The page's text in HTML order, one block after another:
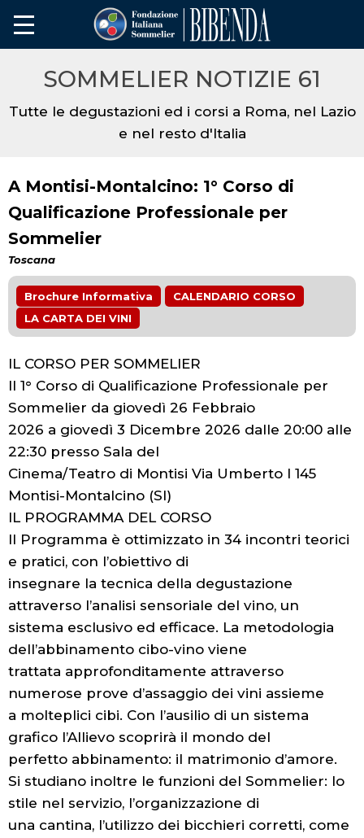
SOMMELIER NOTIZIE 61
Tutte le degustazioni ed i corsi a Roma, nel Lazio
e nel resto d'Italia
A Montisi-Montalcino: 1° Corso di
Qualificazione Professionale per
Sommelier
Toscana
Brochure Informativa
CALENDARIO CORSO
LA CARTA DEI VINI
IL CORSO PER SOMMELIER
Il 1° Corso di Qualificazione Professionale per
Sommelier da giovedì 26 Febbraio
2026 a giovedì 3 Dicembre 2026 dalle 20:00 alle
22:30 presso Sala del
Cinema/Teatro di Montisi Via Umberto I 145
Montisi-Montalcino (SI)
IL PROGRAMMA DEL CORSO
Il Programma è ottimizzato in 34 incontri teorici
e pratici, con l’obiettivo di
insegnare la tecnica della degustazione
attraverso l’analisi sensoriale del vino, un
sistema esclusivo ed efficace. La metodologia
dell’abbinamento cibo-vino viene
trattata approfonditamente attraverso
numerose prove d’assaggio dei vini assieme
a molteplici cibi. Con l’ausilio di un sistema
grafico l’Allievo scoprirà il mondo del
perfetto abbinamento: il matrimonio d’amore.
Si studiano inoltre le funzioni del Sommelier: lo
stile nel servizio, l’organizzazione di
una cantina, l’utilizzo dei bicchieri corretti, come